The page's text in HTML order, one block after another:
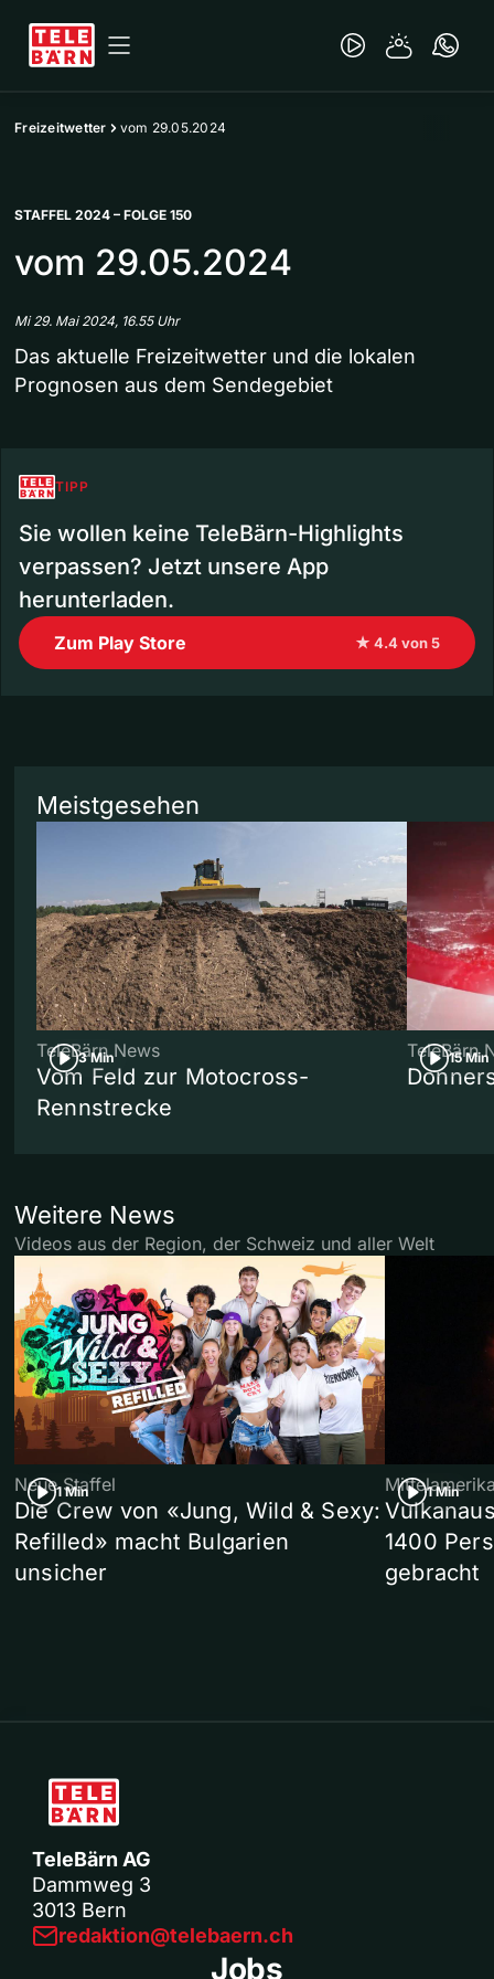
Freizeitwetter vom 29.05.2024
STAFFEL 2024 – FOLGE 150
vom 29.05.2024
Mi 29. Mai 2024, 16.55 Uhr
Das aktuelle Freizeitwetter und die lokalen
Prognosen aus dem Sendegebiet
TIPP
Sie wollen keine TeleBärn-Highlights
verpassen? Jetzt unsere App
herunterladen.
Zum Play Store ★ 4.4 von 5
Meistgesehen
3 Min
TeleBärn News
Vom Feld zur Motocross-
Rennstrecke
15 Min
TeleBärn
Weitere News
Videos aus der Region, der Schweiz und aller Welt
1 Min
Neue Staffel
Die Crew von «Jung, Wild & Sexy:
Refilled» macht Bulgarien
unsicher
1 Min
1400
gebracht
TeleBärn AG
Dammweg 3
3013 Bern
redaktion@telebaern.ch
Jobs